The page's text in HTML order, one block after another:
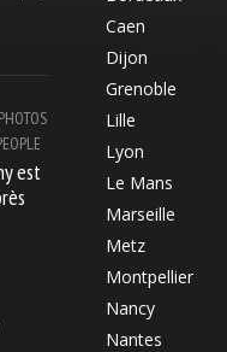
est
Caen
Dijon
Grenoble
Lille
Lyon
Le Mans
Marseille
Metz
Montpellier
Nancy
Nantes